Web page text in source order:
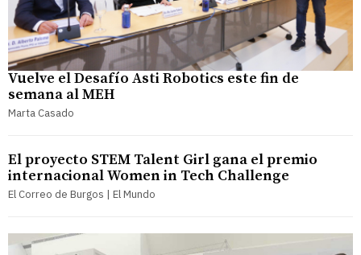
Vuelve el Desafío Asti Robotics este fin de
semana al MEH
Marta Casado
El proyecto STEM Talent Girl gana el premio
internacional Women in Tech Challenge
El Correo de Burgos | El Mundo